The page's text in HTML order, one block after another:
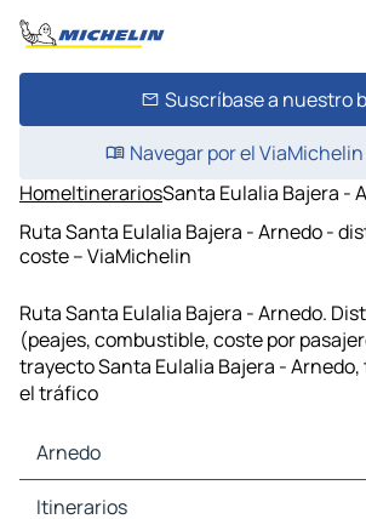
Suscríbase a nuestro
Navegar por el
HomeItinerariosSanta Eulalia Bajera -
Ruta Santa Eulalia Bajera - Arnedo -
coste – ViaMichelin
Ruta Santa Eulalia Bajera - Arnedo.
(peajes, combustible, coste por
trayecto Santa Eulalia Bajera -
el tráfico
Arnedo
Arnedo Mapas Planos
Itinerarios